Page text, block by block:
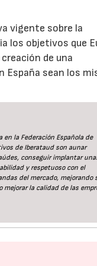
vigente sobre la
los objetivos que
de una
España sean los
la Federación Española de
de Iberataud son aunar
conseguir implantar
y respetuoso con el
del mercado, mejorando
la calidad de las